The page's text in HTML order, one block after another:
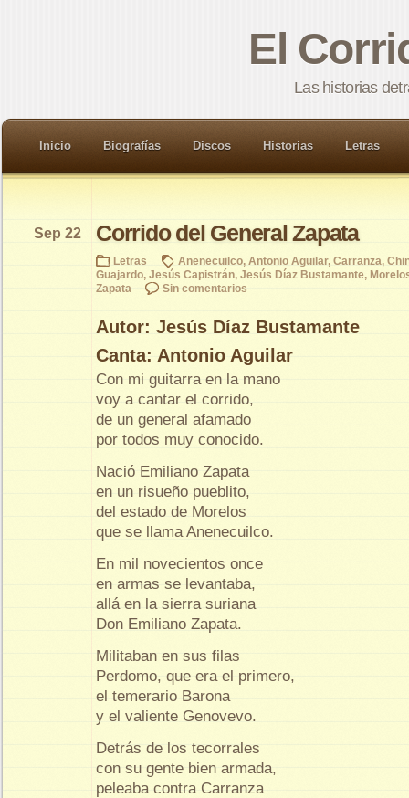
El
Las historias
Inicio Biografías Discos Historias Letras
Corrido del General Zapata
Sep 22
Letras Anenecuilco, Antonio Aguilar, Carranza,
Guajardo, Jesús Capistrán, Jesús Díaz Bustamante,
Zapata
Sin comentarios
Autor: Jesús Díaz Bustamante
Canta: Antonio Aguilar
Con mi guitarra en la mano
voy a cantar el corrido,
de un general afamado
por todos muy conocido.
Nació Emiliano Zapata
en un risueño pueblito,
del estado de Morelos
que se llama Anenecuilco.
En mil novecientos once
en armas se levantaba,
allá en la sierra suriana
Don Emiliano Zapata.
Militaban en sus filas
Perdomo, que era el primero,
el temerario Barona
y el valiente Genovevo.
Detrás de los tecorrales
con su gente bien armada,
peleaba contra Carranza